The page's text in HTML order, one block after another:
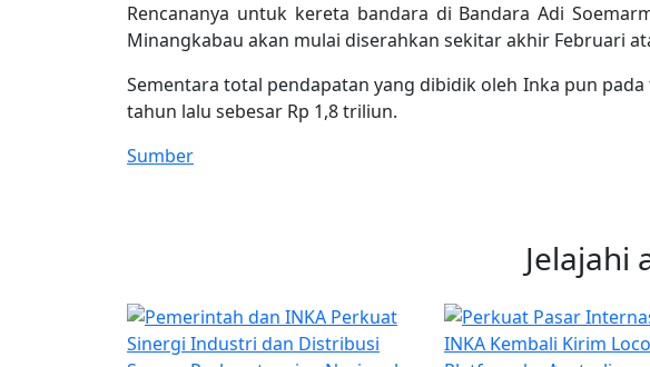
Rencananya untuk kereta bandara di Bandara Adi
Minangkabau akan mulai diserahkan sekitar akhir Februari
Sementara total pendapatan yang dibidik oleh Inka pun
tahun lalu sebesar Rp 1,8 triliun.
Sumber
Jelajahi